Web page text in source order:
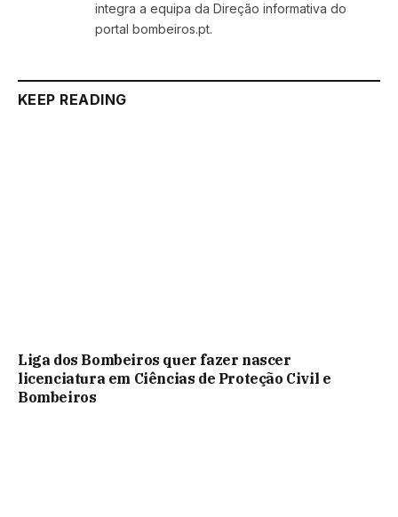
integra a equipa da Direção informativa do
portal bombeiros.pt.
KEEP READING
Liga dos Bombeiros quer fazer nascer
licenciatura em Ciências de Proteção Civil e
Bombeiros